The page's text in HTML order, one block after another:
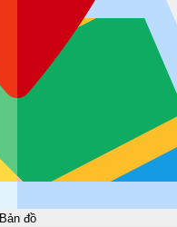
Bản đồ